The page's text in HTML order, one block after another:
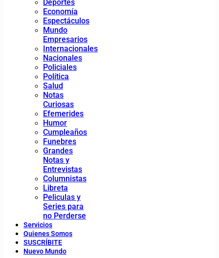
Deportes
Economía
Espectáculos
Mundo
Empresarios
Internacionales
Nacionales
Policiales
Política
Salud
Notas
Curiosas
Efemerides
Humor
Cumpleaños
Funebres
Grandes
Notas y
Entrevistas
Columnistas
Libreta
Peliculas y
Series para
no Perderse
Servicios
Quienes Somos
SUSCRÍBITE
Nuevo Mundo